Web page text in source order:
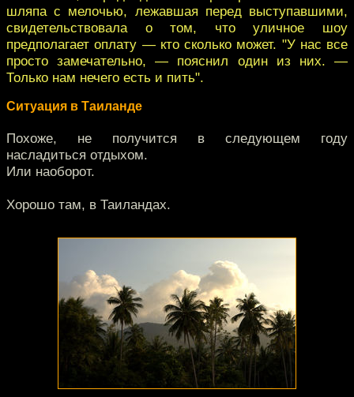
шляпа с мелочью, лежавшая перед выступавшими,
свидетельствовала о том, что уличное шоу
предполагает оплату — кто сколько может. "У нас все
просто замечательно, — пояснил один из них. —
Только нам нечего есть и пить".
Ситуация в Таиланде
Похоже, не получится в следующем году
насладиться отдыхом.
Или наоборот.
Хорошо там, в Таиландах.